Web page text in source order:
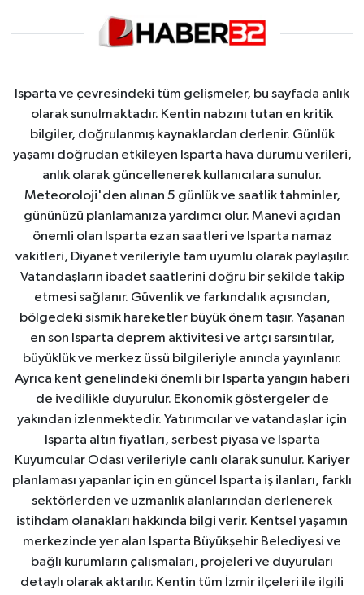
Isparta ve çevresindeki tüm gelişmeler, bu sayfada anlık
olarak sunulmaktadır. Kentin nabzını tutan en kritik
bilgiler, doğrulanmış kaynaklardan derlenir. Günlük
yaşamı doğrudan etkileyen Isparta hava durumu verileri,
anlık olarak güncellenerek kullanıcılara sunulur.
Meteoroloji'den alınan 5 günlük ve saatlik tahminler,
gününüzü planlamanıza yardımcı olur. Manevi açıdan
önemli olan Isparta ezan saatleri ve Isparta namaz
vakitleri, Diyanet verileriyle tam uyumlu olarak paylaşılır.
Vatandaşların ibadet saatlerini doğru bir şekilde takip
etmesi sağlanır. Güvenlik ve farkındalık açısından,
bölgedeki sismik hareketler büyük önem taşır. Yaşanan
en son Isparta deprem aktivitesi ve artçı sarsıntılar,
büyüklük ve merkez üssü bilgileriyle anında yayınlanır.
Ayrıca kent genelindeki önemli bir Isparta yangın haberi
de ivedilikle duyurulur. Ekonomik göstergeler de
yakından izlenmektedir. Yatırımcılar ve vatandaşlar için
Isparta altın fiyatları, serbest piyasa ve Isparta
Kuyumcular Odası verileriyle canlı olarak sunulur. Kariyer
planlaması yapanlar için en güncel Isparta iş ilanları, farklı
sektörlerden ve uzmanlık alanlarından derlenerek
istihdam olanakları hakkında bilgi verir. Kentsel yaşamın
merkezinde yer alan Isparta Büyükşehir Belediyesi ve
bağlı kurumların çalışmaları, projeleri ve duyuruları
detaylı olarak aktarılır. Kentin tüm İzmir ilçeleri ile ilgili